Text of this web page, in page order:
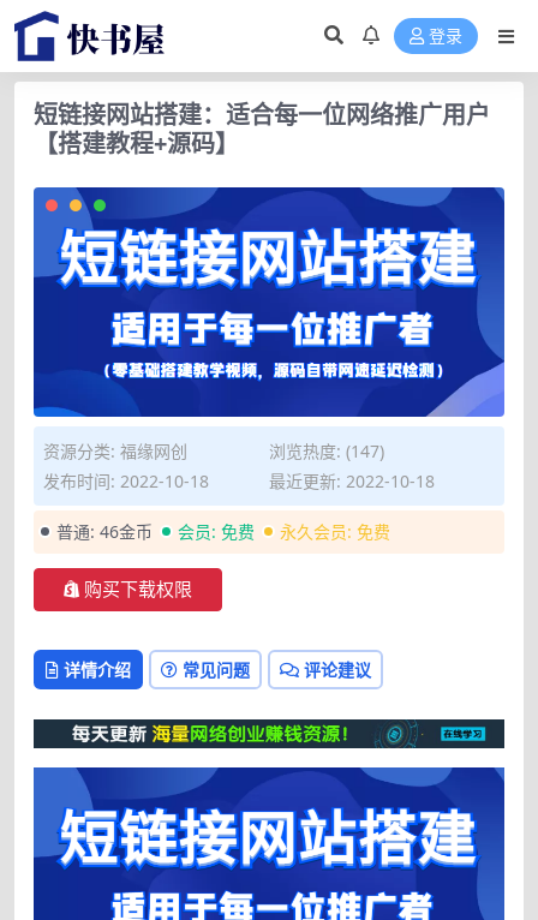
登录
短链接网站搭建：适合每一位网络推广用户
【搭建教程+源码】
资源分类: 福缘网创
浏览热度: (147)
发布时间: 2022-10-18
最近更新: 2022-10-18
普通: 46金币 会员: 免费 永久会员: 免费
购买下载权限
详情介绍 常见问题 评论建议